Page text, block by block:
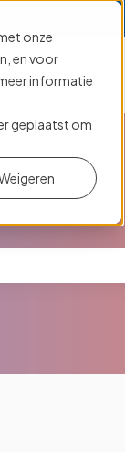
onze
en voor
informatie
geplaatst om